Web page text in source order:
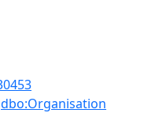
dbo:Organisation